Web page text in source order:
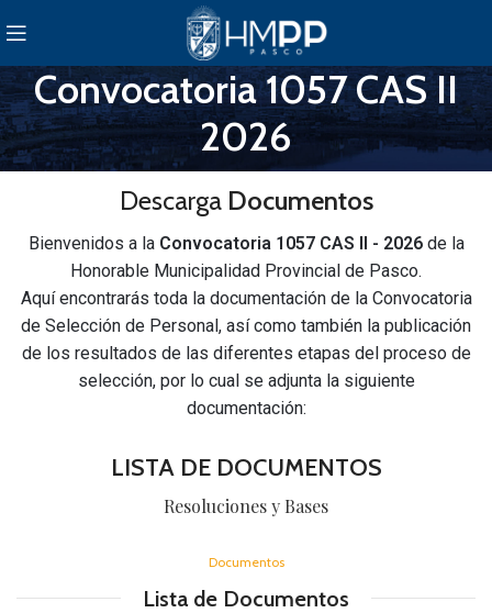
Convocatoria 1057 CAS II
2026
Descarga Documentos
Bienvenidos a la Convocatoria 1057 CAS II - 2026de la
Honorable Municipalidad Provincial de Pasco.
Aquí encontrarás toda la documentación de la Convocatoria
de Selección de Personal, así como también la publicación
de los resultados de las diferentes etapas del proceso de
selección, por lo cual se adjunta la siguiente
documentación:
LISTA DE DOCUMENTOS
Resoluciones y Bases
Documentos
Lista de Documentos